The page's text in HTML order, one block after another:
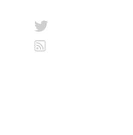
Síguenos en Twitter
Suscríbete para recibir